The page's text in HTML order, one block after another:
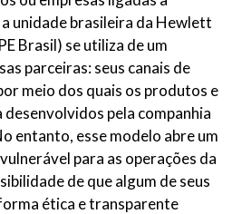
unidade brasileira da Hewlett
Brasil) se utiliza de um
parceiras: seus canais de
meio dos quais os produtos e
pela companhia
entanto, esse modelo abre um
para as operações da
de que algum de seus
ética e transparente